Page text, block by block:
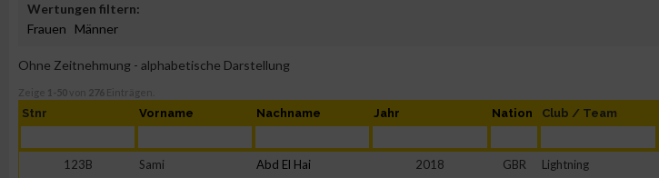
Wertungen filtern:
Frauen
Männer
Ohne Zeitnehmung - alphabetische Darstellung
Zeige 1-50 von 276 Einträgen.
Stnr Vorname Nachname Jahr Nation Club / Team
123B Sami Abd El Hai 2018 GBR Lightning